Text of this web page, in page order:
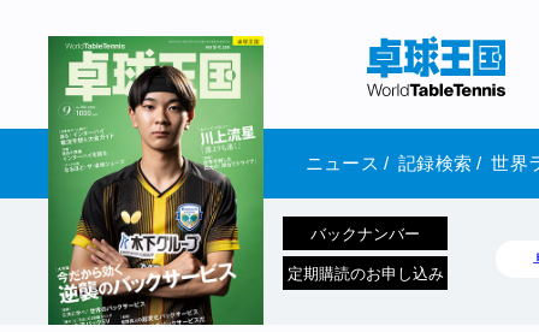
ニュース / 記録検索 / 世界
バックナンバー
定期購読のお申し込み